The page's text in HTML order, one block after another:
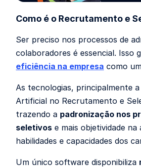
Como é o Recrutamento e
Ser preciso nos processos de
colaboradores é essencial. Isso
eficiência na empresa como
As tecnologias, principalmente
Artificial no Recrutamento e
trazendo a padronização nos
seletivos e mais objetividade na
habilidades e capacidades dos
Um único software disponibiliza